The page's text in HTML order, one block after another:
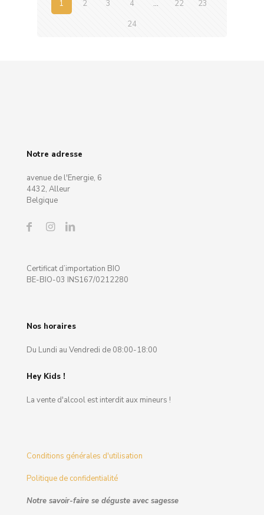
1 2 3 4 … 22
23
24
Notre adresse
avenue de l'Energie, 6
4432, Alleur
Belgique
Certificat d’importation BIO
BE-BIO-03 INS167/0212280
Nos horaires
Du Lundi au Vendredi de 08:00-18:00
Hey Kids !
La vente d'alcool est interdit aux mineurs !
Conditions générales d'utilisation
Politique de confidentialité
Notre savoir-faire se déguste avec sagesse